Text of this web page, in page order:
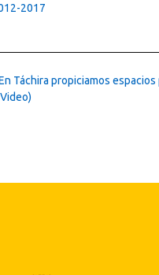
2017
Táchira propiciamos espacios